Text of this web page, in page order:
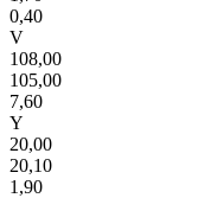
0,40
V
108,00
105,00
7,60
Y
20,00
20,10
1,90